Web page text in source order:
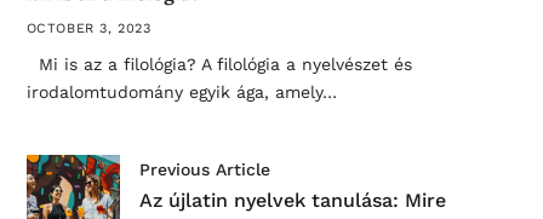
OCTOBER 3, 2023
Mi is az a filológia? A filológia a nyelvészet és
irodalomtudomány egyik ága, amely…
Previous Article
Az újlatin nyelvek tanulása: Mire